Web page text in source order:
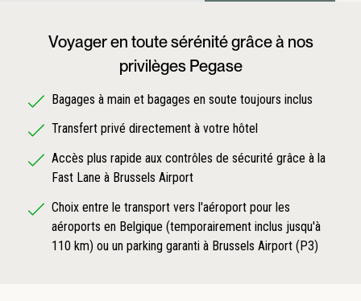
Voyager en toute sérénité grâce à nos
privilèges Pegase
Bagages à main et bagages en soute toujours inclus
Transfert privé directement à votre hôtel
Accès plus rapide aux contrôles de sécurité grâce à la
Fast Lane à Brussels Airport
Choix entre le transport vers l'aéroport pour les
aéroports en Belgique (temporairement inclus jusqu'à
110 km) ou un parking garanti à Brussels Airport (P3)